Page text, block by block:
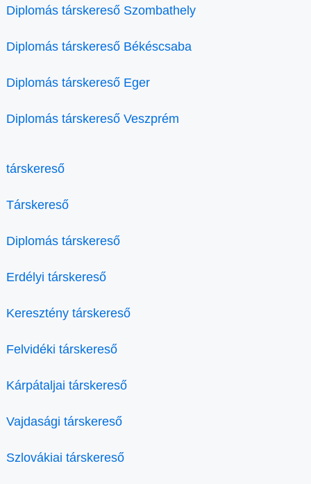
Diplomás társkereső Szombathely
Diplomás társkereső Békéscsaba
Diplomás társkereső Eger
Diplomás társkereső Veszprém
társkereső
Társkereső
Diplomás társkereső
Erdélyi társkereső
Keresztény társkereső
Felvidéki társkereső
Kárpátaljai társkereső
Vajdasági társkereső
Szlovákiai társkereső